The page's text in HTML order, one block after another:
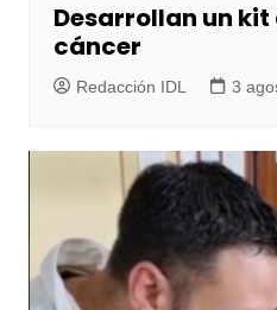
Desarrollan un
cáncer
Redacción IDL 3